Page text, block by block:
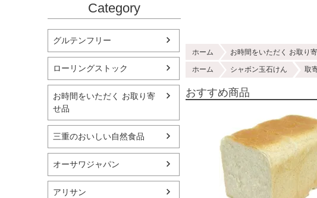
Category
グルテンフリー
ローリングストック
お時間をいただく お取り寄
せ品
三重のおいしい自然食品
オーサワジャパン
アリサン
ホーム お時間をいただく お取り
ホーム シャボン玉石けん 取
おすすめ商品